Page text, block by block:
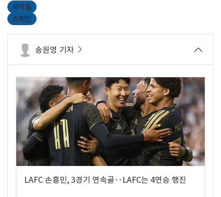
하이힐
스페인
송원영 기자
LAFC 손흥민, 3경기 연속골‥LAFC는 4연승 행진